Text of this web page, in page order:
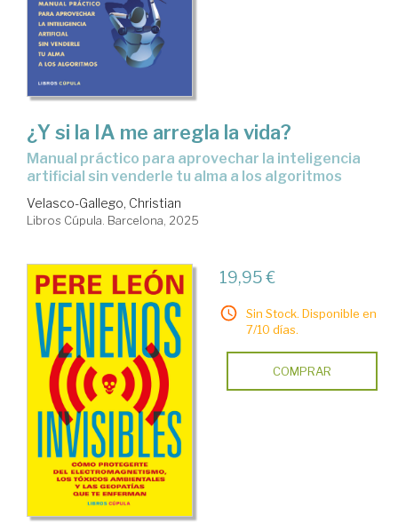
¿Y si la IA me arregla la vida?
Manual práctico para aprovechar la inteligencia
artificial sin venderle tu alma a los algoritmos
Velasco-Gallego, Christian
Libros Cúpula. Barcelona, 2025
19,95 €
Sin Stock. Disponible en
7/10 días.
COMPRAR